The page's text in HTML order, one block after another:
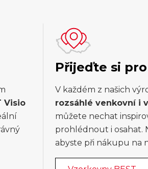
Visio
Přijeďte si
V každém z našich
rozsáhlé venkovní i
můžete nechat
prohlédnout i osahat.
abyste při nákupu na